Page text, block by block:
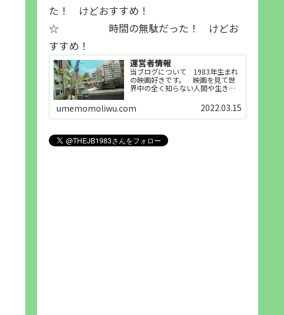
た！ けどおすすめ！
☆ 時間の無駄だった！ けどお
すすめ！
運営者情報
当ブログについて 1983年生まれ
の映画好きです。 映画を見て世
界中の全く知らない人間や生き物
世界知らない世界に触れることが
好きで映画を見てます。「映画を
見られれば幸福度を高い」とわか
umemomoliwu.com 2022.03.15